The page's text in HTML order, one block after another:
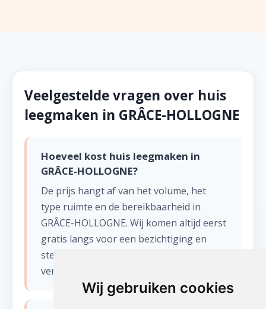
Wij gebruiken cookies
Veelgestelde vragen over huis
leegmaken in GRÂCE-HOLLOGNE
Hoeveel kost huis leegmaken in
GRÂCE-HOLLOGNE?
De prijs hangt af van het volume, het
type ruimte en de bereikbaarheid in
GRÂCE-HOLLOGNE. Wij komen altijd eerst
gratis langs voor een bezichtiging en
stellen een eerlijke offerte op zonder
verborgen kosten.